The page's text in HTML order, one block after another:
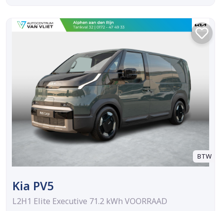
BTW
Kia PV5
L2H1 Elite Executive 71.2 kWh VOORRAAD